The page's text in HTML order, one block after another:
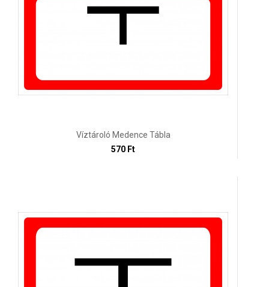
Víztároló Medence Tábla
570 Ft